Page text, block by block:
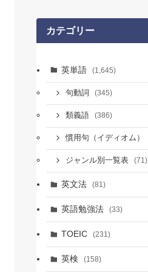
カテゴリー
英単語 (1,645)
句動詞 (345)
類義語 (386)
慣用句（イディオム）
ジャンル別一覧表 (71)
英文法 (81)
英語勉強法 (33)
TOEIC (231)
英検 (158)